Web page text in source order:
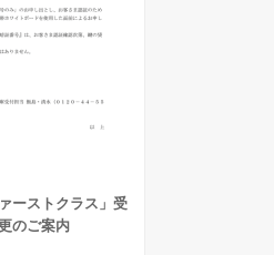
ーストクラス」受
のご案内